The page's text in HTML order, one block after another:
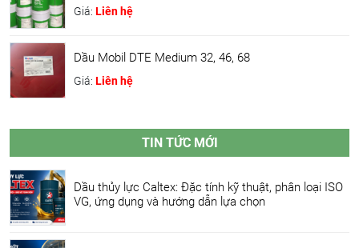
Giá: Liên hệ
Dầu Mobil DTE Medium 32, 46, 68
Giá: Liên hệ
TIN TỨC MỚI
Dầu thủy lực Caltex: Đặc tính kỹ thuật, phân loại ISO
VG, ứng dụng và hướng dẫn lựa chọn